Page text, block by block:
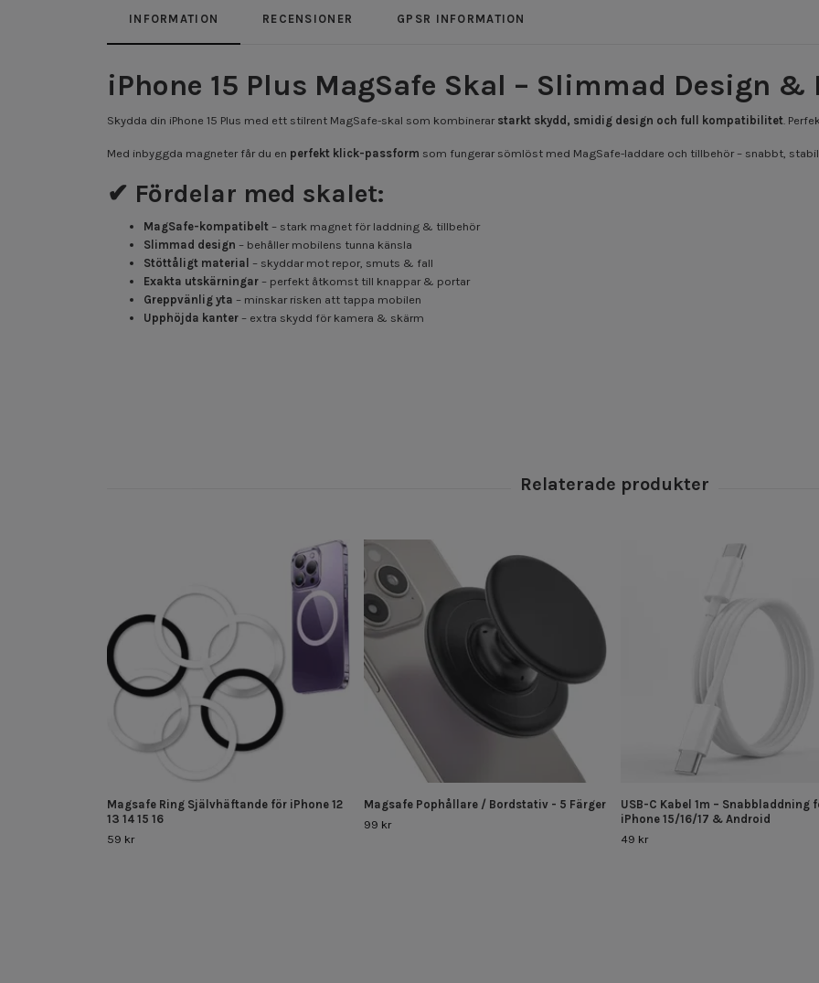
INFORMATION RECENSIONER GPSR INFORMATION
iPhone 15 Plus MagSafe Skal – Slimmad Design &
Skydda din iPhone 15 Plus med ett stilrent MagSafe-skal som kombinerar starkt skydd, smidig design och full kompatibilitet .
Med inbyggda magneter får du en perfekt klick-passform som fungerar sömlöst med MagSafe-laddare och tillbehör – snabbt,
✔ Fördelar med skalet:
MagSafe-kompatibelt – stark magnet för laddning & tillbehör
Slimmad design – behåller mobilens tunna känsla
Stöttåligt material – skyddar mot repor, smuts & fall
Exakta utskärningar – perfekt åtkomst till knappar & portar
Greppvänlig yta – minskar risken att tappa mobilen
Upphöjda kanter – extra skydd för kamera & skärm
Magsafe Ring Självhäftande för iPhone 12
13 14 15 16
59 kr
Magsafe Pophållare / Bordstativ - 5 Färger
99 kr
USB-C Kabel 1m – Snabbladdning
iPhone 15/16/17 & Android
49 kr